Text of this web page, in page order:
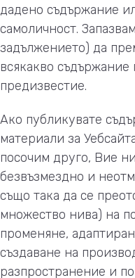
дадено съдържание
самоличност.
задължението) да
всякакво
предизвестие.
Ако публикувате
материали за
посочим друго, Вие
безвъзмездно и
също така да се
множество нива) на
променяне,
създаване на
разпространение и